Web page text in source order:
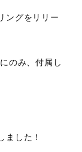
ングをリリー
のみ、付属し
ました！